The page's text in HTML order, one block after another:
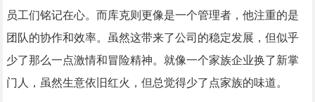
员工们铭记在心。而库克则更像是一个管理者，他注重的是
团队的协作和效率。虽然这带来了公司的稳定发展，但似乎
少了那么一点激情和冒险精神。就像一个家族企业换了新掌
门人，虽然生意依旧红火，但总觉得少了点家族的味道。